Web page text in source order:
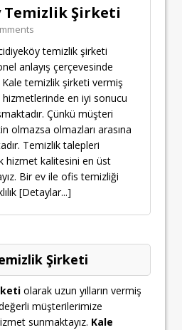
Temizlik Şirketi
temizlik şirketi
anlayış çerçevesinde
temizlik şirketi vermiş
en iyi sonucu
Çünkü müşteri
olmazsa olmazları arasına
Temizlik talepleri
hizmet kalitesini en üst
Bir ev ile ofis temizliği
[Detaylar...]
Şirketi
olarak uzun yılların vermiş
müşterilerimize
sunmaktayız. Kale